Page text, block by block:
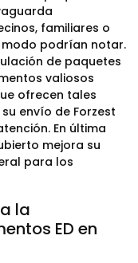
familiares o
podrían notar.
de paquetes
valiosos
ofrecen tales
envío de Forzest
En última
mejora su
para los
la
ED en